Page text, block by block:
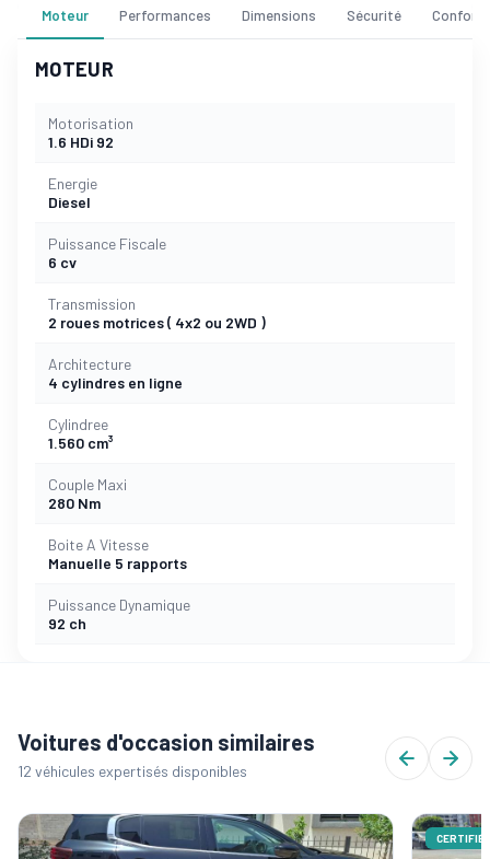
Moteur Performances Dimensions Sécurité Confort
MOTEUR
Motorisation
1.6 HDi 92
Energie
Diesel
Puissance Fiscale
6 cv
Transmission
2 roues motrices ( 4x2 ou 2WD )
Architecture
4 cylindres en ligne
Cylindree
1.560 cm³
Couple Maxi
280 Nm
Boite A Vitesse
Manuelle 5 rapports
Puissance Dynamique
92 ch
Voitures d'occasion similaires
12 véhicules expertisés disponibles
CERTIFIÉE